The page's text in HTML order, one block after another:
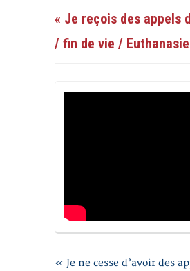
« Je reçois des appels
/ fin de vie / Euthanasie
« Je ne cesse d’avoir des